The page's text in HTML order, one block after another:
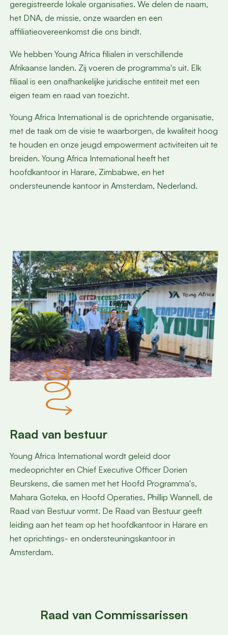
geregistreerde lokale organisaties. We delen de naam,
het DNA, de missie, onze waarden en een
affiliatieovereenkomst die ons bindt.
We hebben Young Africa filialen in verschillende
Afrikaanse landen. Zij voeren de programma's uit. Elk
filiaal is een onafhankelijke juridische entiteit met een
eigen team en raad van toezicht.
Young Africa International is de oprichtende organisatie,
met de taak om de visie te waarborgen, de kwaliteit hoog
te houden en onze jeugd empowerment activiteiten uit te
breiden. Young Africa International heeft het
hoofdkantoor in Harare, Zimbabwe, en het
ondersteunende kantoor in Amsterdam, Nederland.
Raad van bestuur
Young Africa International wordt geleid door
medeoprichter en Chief Executive Officer Dorien
Beurskens, die samen met het Hoofd Programma's,
Mahara Goteka, en Hoofd Operaties, Phillip Wannell, de
Raad van Bestuur vormt. De Raad van Bestuur geeft
leiding aan het team op het hoofdkantoor in Harare en
het oprichtings- en ondersteuningskantoor in
Amsterdam.
Raad van Commissarissen